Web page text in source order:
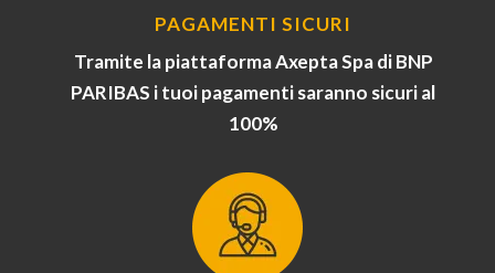
PAGAMENTI SICURI
Tramite la piattaforma Axepta Spa di BNP
PARIBAS i tuoi pagamenti saranno sicuri al
100%